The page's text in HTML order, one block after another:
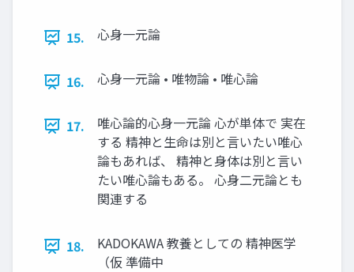
15. 心身一元論
16. 心身一元論 • 唯物論 • 唯心論
17.
唯心論的心身一元論 心が単体で 実在
する 精神と生命は別と言いたい唯心
論もあれば、 精神と身体は別と言い
たい唯心論もある。 心身二元論とも
関連する
18.
KADOKAWA 教養としての 精神医学
（仮 準備中